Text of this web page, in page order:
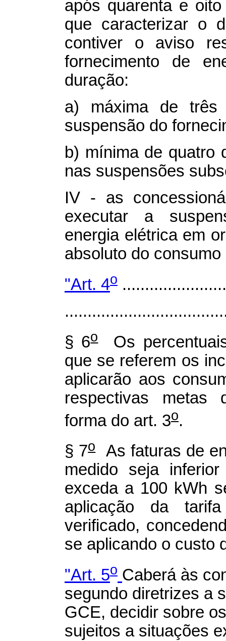
após quarenta e
que caracterizar o
contiver o aviso
fornecimento de
duração:
a) máxima de três
suspensão do
b) mínima de quatro
nas suspensões
IV - as
executar a
energia elétrica em
absoluto do
"Art. 4o
§ 6oOs
que se referem os
aplicarão aos
respectivas metas
forma do art. 3o.
§ 7oAs faturas de
medido seja
exceda a 100 kWh
aplicação da
verificado,
se aplicando o custo
"Art. 5o Caberá às
segundo diretrizes a
GCE, decidir sobre
sujeitos a situações